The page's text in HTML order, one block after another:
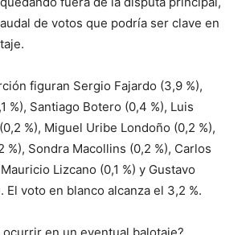
de votos que podría ser clave en
figuran Sergio Fajardo (3,9 %),
%), Santiago Botero (0,4 %), Luis
%), Miguel Uribe Londoño (0,2 %),
%), Sondra Macollins (0,2 %), Carlos
Lizcano (0,1 %) y Gustavo
El voto en blanco alcanza el 3,2 %.